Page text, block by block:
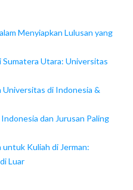
Menyiapkan Lulusan yang
Utara: Universitas
di Indonesia &
dan Jurusan Paling
Kuliah di Jerman:
Luar